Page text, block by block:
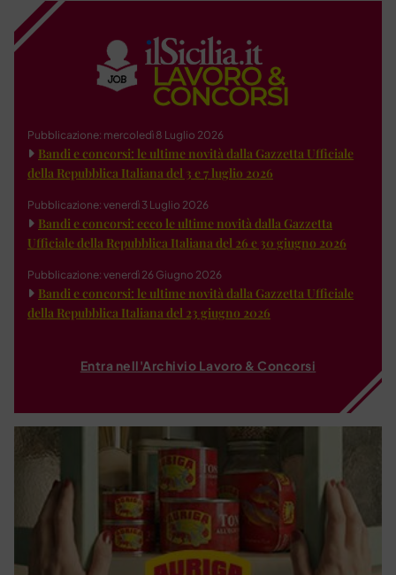
Pubblicazione: mercoledì 8 Luglio 2026
Bandi e concorsi: le ultime novità dalla Gazzetta Ufficiale
della Repubblica Italiana del 3 e 7 luglio 2026
Pubblicazione: venerdì 3 Luglio 2026
Bandi e concorsi: ecco le ultime novità dalla Gazzetta
Ufficiale della Repubblica Italiana del 26 e 30 giugno 2026
Pubblicazione: venerdì 26 Giugno 2026
Bandi e concorsi: le ultime novità dalla Gazzetta Ufficiale
della Repubblica Italiana del 23 giugno 2026
Entra nell'Archivio Lavoro & Concorsi